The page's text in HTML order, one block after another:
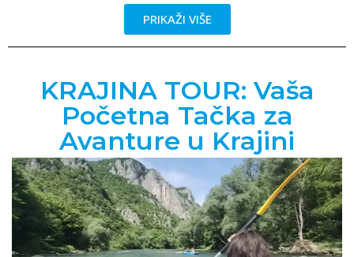
PRIKAŽI VIŠE
KRAJINA TOUR: Vaša
Početna Tačka za
Avanture u Krajini